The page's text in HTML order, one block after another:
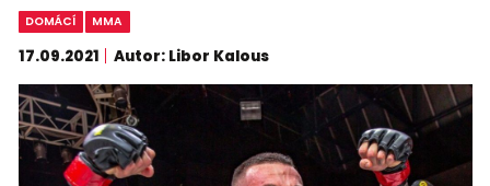
DOMÁCÍ MMA
17.09.2021 Autor: Libor Kalous